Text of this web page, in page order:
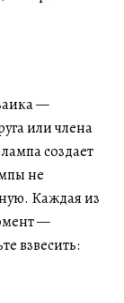
—
или члена
создает
не
Каждая из
—
взвесить: